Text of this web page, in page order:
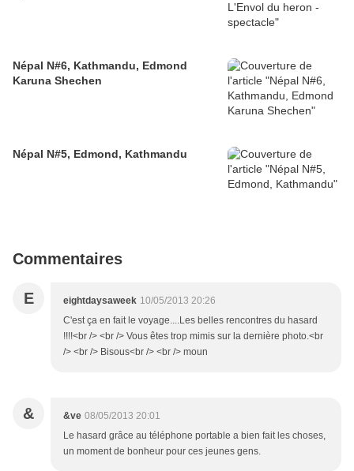
Népal N#6, Kathmandu, Edmond
Karuna Shechen
Népal N#5, Edmond, Kathmandu
Commentaires
E eightdaysaweek 10/05/2013 20:26
C'est ça en fait le voyage....Les belles rencontres du hasard
!!!!<br /> <br /> Vous êtes trop mimis sur la dernière photo.<br
/> <br /> Bisous<br /> <br /> moun
& &ve 08/05/2013 20:01
Le hasard grâce au téléphone portable a bien fait les choses,
un moment de bonheur pour ces jeunes gens.